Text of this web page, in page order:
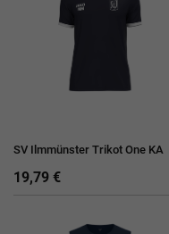
SV Ilmmünster Trikot One KA
19,79 €